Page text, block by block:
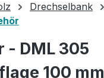
Drechselbank
- DML 305
100 mm